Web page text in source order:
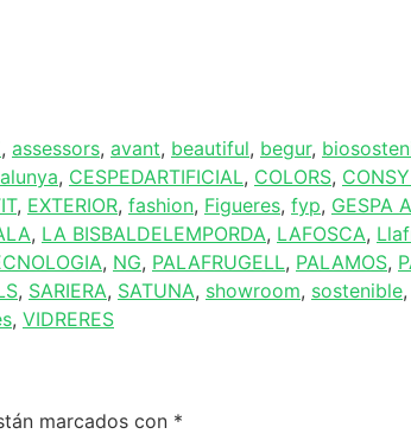
, assessors, avant, beautiful, begur,
, CESPEDARTIFICIAL, COLORS,
, EXTERIOR, fashion, Figueres, fyp, GESPA
, LA BISBALDELEMPORDA, LAFOSCA,
, NG, PALAFRUGELL, PALAMOS,
, SARIERA, SATUNA, showroom, sostenible,
, VIDRERES
marcados con *